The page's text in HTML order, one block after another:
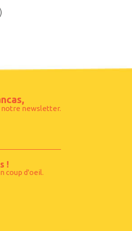
)
notre newsletter.
!
coup d'oeil.